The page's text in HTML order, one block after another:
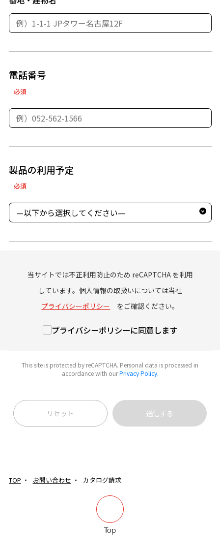
電話番号
必須
製品の利用予定
必須
当サイトでは不正利用防止のため reCAPTCHA を利用
しています。個人情報の取扱いについては当社
プライバシーポリシー
をご確認ください。
プライバシーポリシーに同意します
This site is protected by reCAPTCHA. Personal data is processed in
accordance with ourPrivacy Policy.
TOP お問い合わせ カタログ請求
Top